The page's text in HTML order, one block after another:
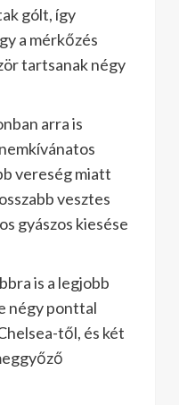
gólt, így
a mérkőzés
tartsanak négy
arra is
vereség miatt
vesztes
gyászos kiesése
is a legjobb
négy ponttal
től, és két